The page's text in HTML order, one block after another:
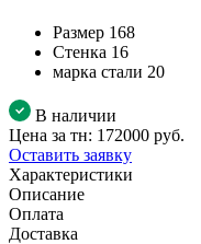
Размер 168
Стенка 16
марка стали 20
В наличии
Цена за тн: 172000 руб.
Оставить заявку
Характеристики
Описание
Оплата
Доставка